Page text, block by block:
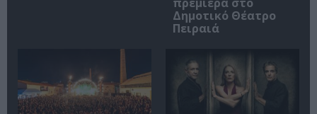
Δημοτικό Θέατρο
Πειραιά